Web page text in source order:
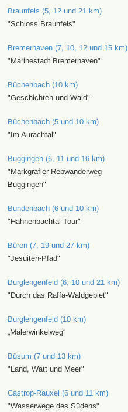
Braunfels (5, 12 und 21 km)
"Schloss Braunfels"
Bremerhaven (7, 10, 12 und 15 km)
"Marinestadt Bremerhaven"
Büchenbach (10 km)
"Geschichten und Wald"
Büchenbach (5 und 10 km)
"Im Aurachtal"
Buggingen (6, 11 und 16 km)
"Markgräfler Rebwanderweg
Buggingen"
Bundenbach (6 und 10 km)
"Hahnenbachtal-Tour"
Büren (7, 19 und 27 km)
"Jesuiten-Pfad"
Burglengenfeld (6, 10 und 21 km)
"Durch das Raffa-Waldgebiet"
Burglengenfeld (10 km)
„Malerwinkelweg“
Büsum (7 und 13 km)
"Land, Watt und Meer"
Castrop-Rauxel (6 und 11 km)
"Wasserwege des Südens"